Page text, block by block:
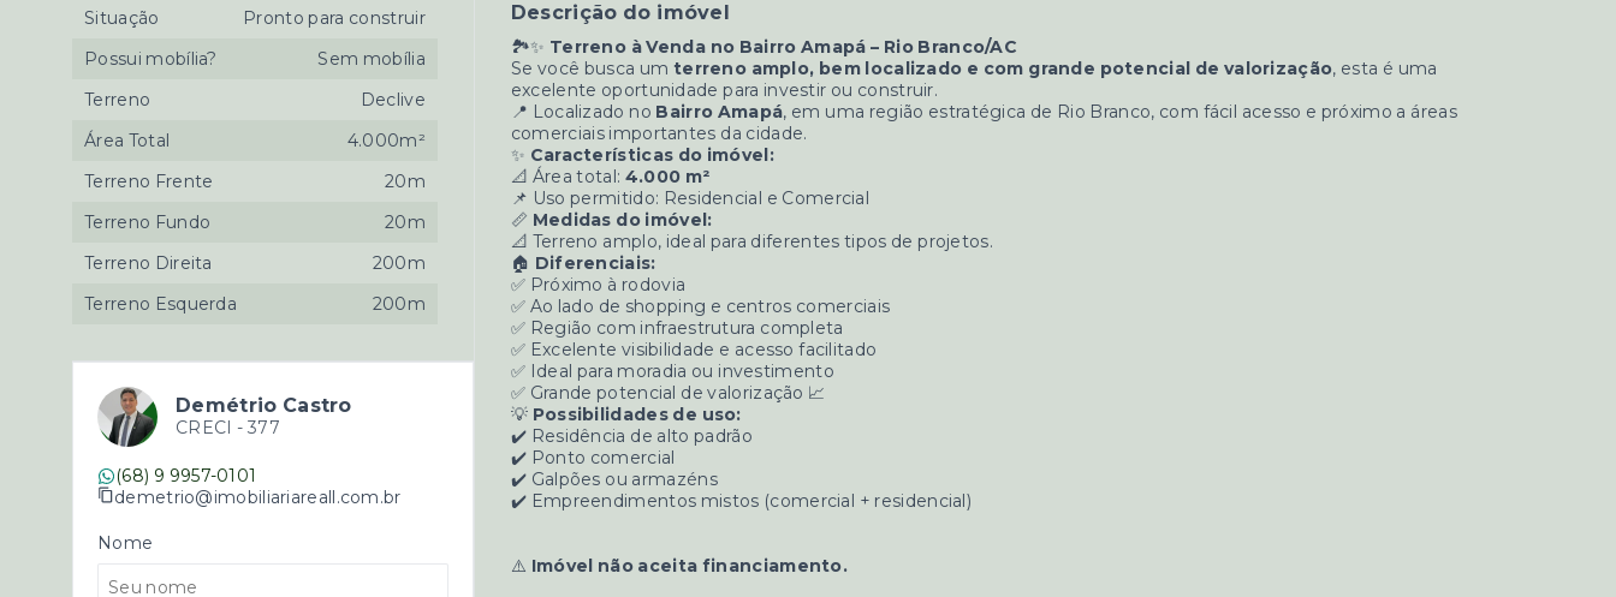
Descrição do imóvel
🏞️✨ Terreno à Venda no Bairro Amapá – Rio Branco/AC
Se você busca um terreno amplo, bem localizado e com grande potencial de valorização, esta é uma
excelente oportunidade para investir ou construir.
📍 Localizado no Bairro Amapá, em uma região estratégica de Rio Branco, com fácil acesso e próximo a áreas
comerciais importantes da cidade.
✨ Características do imóvel:
📐 Área total: 4.000 m²
📌 Uso permitido: Residencial e Comercial
📏 Medidas do imóvel:
📐 Terreno amplo, ideal para diferentes tipos de projetos.
🏠 Diferenciais:
✅ Próximo à rodovia
✅ Ao lado de shopping e centros comerciais
✅ Região com infraestrutura completa
✅ Excelente visibilidade e acesso facilitado
✅ Ideal para moradia ou investimento
✅ Grande potencial de valorização 📈
💡 Possibilidades de uso:
✔️ Residência de alto padrão
✔️ Ponto comercial
✔️ Galpões ou armazéns
✔️ Empreendimentos mistos (comercial + residencial)
⚠️ Imóvel não aceita financiamento.
Situação
Pronto para construir
Possui mobília?
Sem mobília
Terreno
Declive
Área Total
4.000m²
Terreno Frente
20m
Terreno Fundo
20m
Terreno Direita
200m
Terreno Esquerda
200m
Demétrio Castro
CRECI - 377
(68) 9 9957-0101
demetrio@imobiliariareall.com.br
Nome